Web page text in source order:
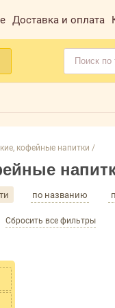
Доставка и оплата
кофейные напитки /
по названию
Сбросить все фильтры